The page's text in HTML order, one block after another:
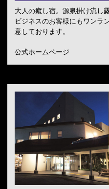
大人の癒し宿。源泉掛け流し
ビジネスのお客様にもワンラ
意しております。
公式ホームページ